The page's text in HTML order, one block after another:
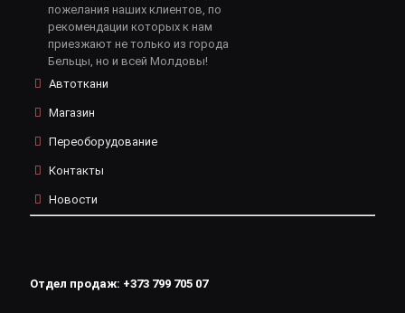
пожелания наших клиентов, по
рекомендации которых к нам
приезжают не только из города
Бельцы, но и всей Молдовы!
Автоткани
Магазин
Переоборудование
Контакты
Новости
Отдел продаж: +373 799 705 07